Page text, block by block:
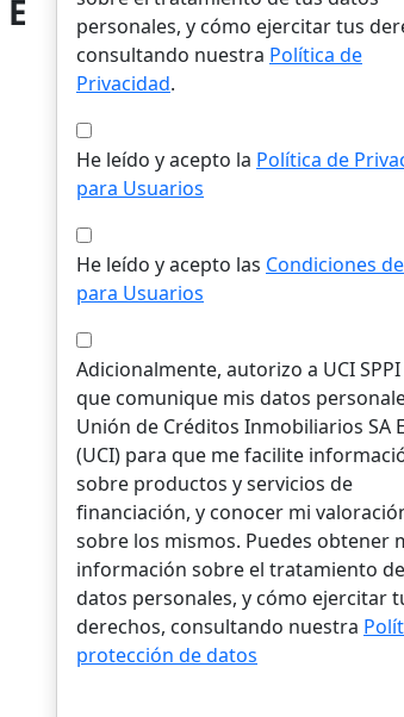
E
personales, y cómo ejercitar tus
consultando nuestra Política de
Privacidad.
He leído y acepto la Política de
para Usuarios
He leído y acepto las Condiciones
para Usuarios
Adicionalmente, autorizo a UCI
que comunique mis datos
Unión de Créditos Inmobiliarios SA
(UCI) para que me facilite
sobre productos y servicios de
financiación, y conocer mi
sobre los mismos. Puedes obtener
información sobre el tratamiento
datos personales, y cómo ejercitar
derechos, consultando nuestra
protección de datos